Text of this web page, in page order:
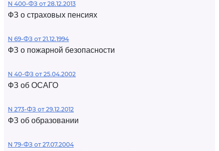
N 400-ФЗ от 28.12.2013
ФЗ о страховых пенсиях
N 69-ФЗ от 21.12.1994
ФЗ о пожарной безопасности
N 40-ФЗ от 25.04.2002
ФЗ об ОСАГО
N 273-ФЗ от 29.12.2012
ФЗ об образовании
N 79-ФЗ от 27.07.2004